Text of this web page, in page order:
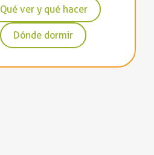
Qué ver y qué hacer
Dónde dormir